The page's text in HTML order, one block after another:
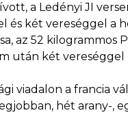
a Ledényi JI
és két vereséggel a
az 52 kilogrammos
után két
viadalon a francia
hét arany-,